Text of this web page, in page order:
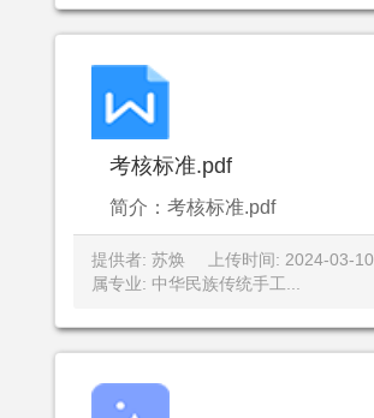
考核标准.pdf
简介：考核标准.pdf
提供者: 苏焕 上传时间: 2024-03-10
属专业: 中华民族传统手工...